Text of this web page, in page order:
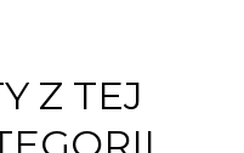
Z TEJ